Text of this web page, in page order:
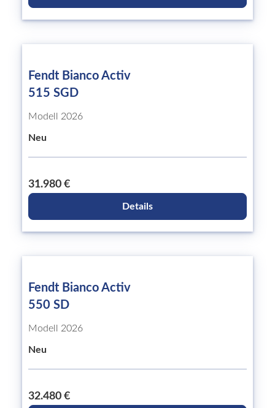
Fendt Bianco Activ
515 SGD
Modell 2026
Neu
31.980 €
Details
Fendt Bianco Activ
550 SD
Modell 2026
Neu
32.480 €